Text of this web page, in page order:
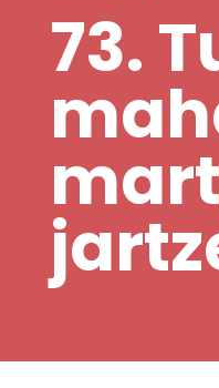
73.